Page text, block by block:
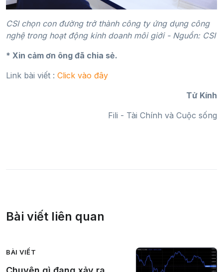
CSI chọn con đường trở thành công ty ứng dụng công
nghệ trong hoạt động kinh doanh môi giới - Nguồn: CSI
* Xin cảm ơn ông đã chia sẻ.
Link bài viết : Click vào đây
Tử Kính
Fili - Tài Chính và Cuộc sống
Bài viết liên quan
BÀI VIẾT